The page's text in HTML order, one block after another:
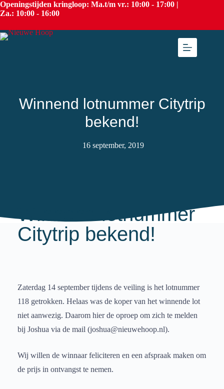
Openingstijden kringloop: Ma.t/m vr.: 10:00 - 17:00 |
Za.: 10:00 - 16:00
Winnend lotnummer Citytrip
bekend!
16 september, 2019
Winnend lotnummer
Citytrip bekend!
Zaterdag 14 september tijdens de veiling is het lotnummer
118 getrokken. Helaas was de koper van het winnende lot
niet aanwezig. Daarom hier de oproep om zich te melden
bij Joshua via de mail (joshua@nieuwehoop.nl).
Wij willen de winnaar feliciteren en een afspraak maken om
de prijs in ontvangst te nemen.